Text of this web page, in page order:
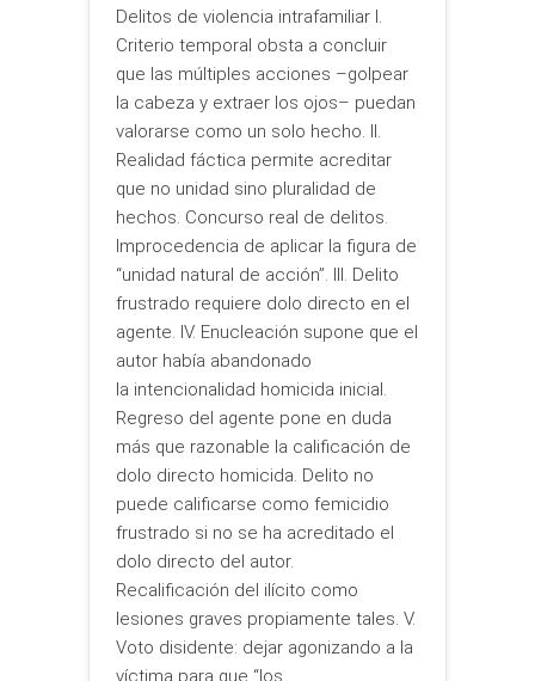
Delitos de violencia intrafamiliar I.
Criterio temporal obsta a concluir
que las múltiples acciones –golpear
la cabeza y extraer los ojos– puedan
valorarse como un solo hecho. II.
Realidad fáctica permite acreditar
que no unidad sino pluralidad de
hechos. Concurso real de delitos.
Improcedencia de aplicar la figura de
“unidad natural de acción”. III. Delito
frustrado requiere dolo directo en el
agente. IV. Enucleación supone que el
autor había abandonado
la intencionalidad homicida inicial.
Regreso del agente pone en duda
más que razonable la calificación de
dolo directo homicida. Delito no
puede calificarse como femicidio
frustrado si no se ha acreditado el
dolo directo del autor.
Recalificación del ilícito como
lesiones graves propiamente tales. V.
Voto disidente: dejar agonizando a la
víctima para que “los